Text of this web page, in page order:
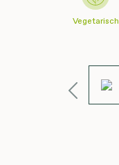
Vegetarisch